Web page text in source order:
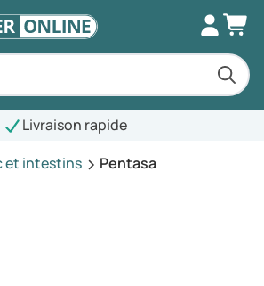
Livraison rapide
et intestins Pentasa